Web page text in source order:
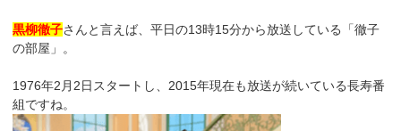
黒柳徹子さんと言えば、平日の13時15分から放送している「徹子
の部屋」。
1976年2月2日スタートし、2015年現在も放送が続いている長寿番
組ですね。